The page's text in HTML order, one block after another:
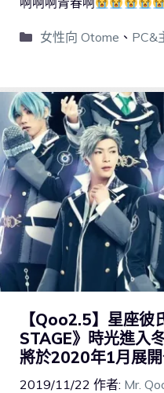
女性向 Otome 、 PC&
【Qoo2.5】星座
STAGE》時光進入
將於2020年1月展開
2019/11/22 作者: Mr.